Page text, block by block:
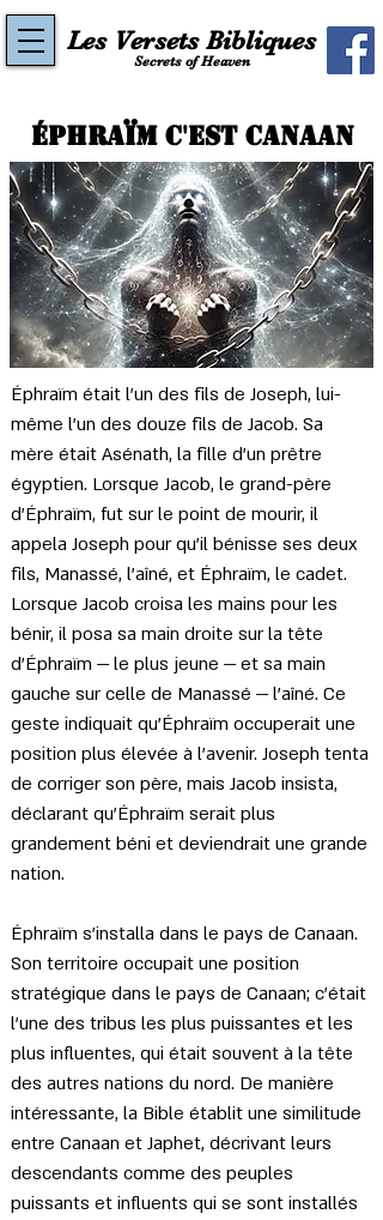
Les Versets Bibliques
Secrets of Heaven
Éphraïm c'est Canaan
Éphraïm était l’un des fils de Joseph, lui-
même l’un des douze fils de Jacob. Sa
mère était Asénath, la fille d’un prêtre
égyptien. Lorsque Jacob, le grand-père
d’Éphraïm, fut sur le point de mourir, il
appela Joseph pour qu’il bénisse ses deux
fils, Manassé, l’aîné, et Éphraïm, le cadet.
Lorsque Jacob croisa les mains pour les
bénir, il posa sa main droite sur la tête
d’Éphraïm — le plus jeune — et sa main
gauche sur celle de Manassé — l’aîné. Ce
geste indiquait qu’Éphraïm occuperait une
position plus élevée à l’avenir. Joseph tenta
de corriger son père, mais Jacob insista,
déclarant qu’Éphraïm serait plus
grandement béni et deviendrait une grande
nation.
Éphraïm s’installa dans le pays de Canaan.
Son territoire occupait une position
stratégique dans le pays de Canaan; c'était
l'une des tribus les plus puissantes et les
plus influentes, qui était souvent à la tête
des autres nations du nord. De manière
intéressante, la Bible établit une similitude
entre Canaan et Japhet, décrivant leurs
descendants comme des peuples
puissants et influents qui se sont installés